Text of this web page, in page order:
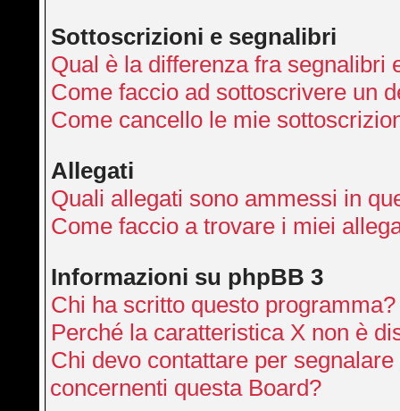
Sottoscrizioni e segnalibri
Qual è la differenza fra segnalibri
Come faccio ad sottoscrivere un
Come cancello le mie
Allegati
Quali allegati sono ammessi in
Come faccio a trovare i miei
Informazioni su phpBB 3
Chi ha scritto questo programma?
Perché la caratteristica X non è
Chi devo contattare per
concernenti questa Board?